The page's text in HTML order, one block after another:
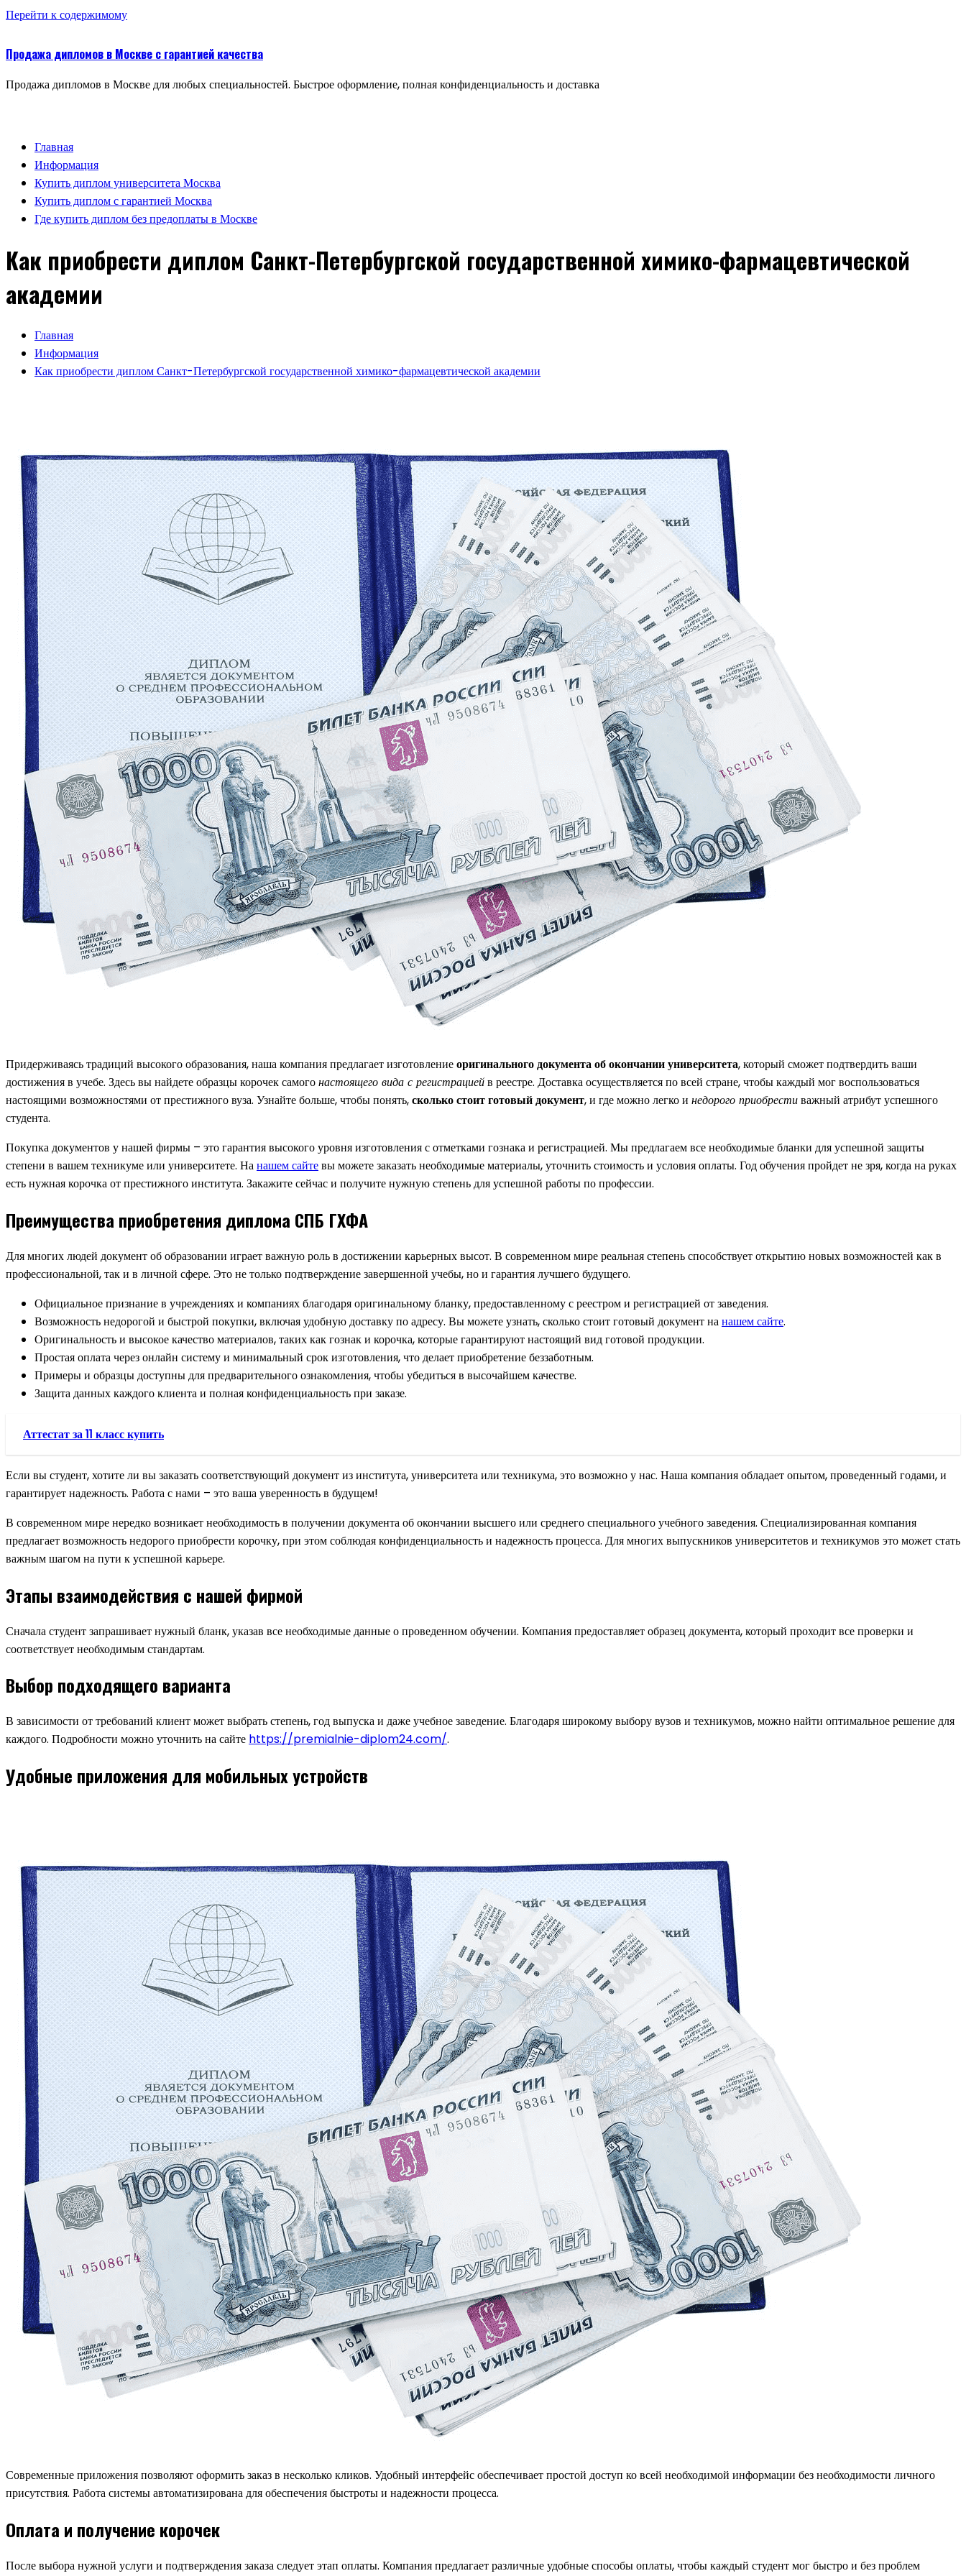
Перейти к содержимому
Продажа дипломов в Москве с гарантией качества
Продажа дипломов в Москве для любых специальностей. Быстрое оформление, полная конфиденциальность и доставка
Главная
Информация
Купить диплом университета Москва
Купить диплом с гарантией Москва
Где купить диплом без предоплаты в Москве
Как приобрести диплом Санкт-Петербургской государственной химико-фармацевтической
академии
Главная
Информация
Как приобрести диплом Санкт-Петербургской государственной химико-фармацевтической академии
Придерживаясь традиций высокого образования, наша компания предлагает изготовлениеоригинального документа об окончании университета, который сможет подтвердить ваши
достижения в учебе. Здесь вы найдете образцы корочек самогонастоящего вида с регистрациейв реестре. Доставка осуществляется по всей стране, чтобы каждый мог воспользоваться
настоящими возможностями от престижного вуза. Узнайте больше, чтобы понять,сколько стоит готовый документ, и где можно легко и недорого приобрестиважный атрибут успешного
студента.
Покупка документов у нашей фирмы – это гарантия высокого уровня изготовления с отметками гознака и регистрацией. Мы предлагаем все необходимые бланки для успешной защиты
степени в вашем техникуме или университете. Нанашем сайтевы можете заказать необходимые материалы, уточнить стоимость и условия оплаты. Год обучения пройдет не зря, когда на руках
есть нужная корочка от престижного института. Закажите сейчас и получите нужную степень для успешной работы по профессии.
Преимущества приобретения диплома СПБ ГХФА
Для многих людей документ об образовании играет важную роль в достижении карьерных высот. В современном мире реальная степень способствует открытию новых возможностей как в
профессиональной, так и в личной сфере. Это не только подтверждение завершенной учебы, но и гарантия лучшего будущего.
Официальное признание в учреждениях и компаниях благодаря оригинальному бланку, предоставленному с реестром и регистрацией от заведения.
Возможность недорогой и быстрой покупки, включая удобную доставку по адресу. Вы можете узнать, сколько стоит готовый документ нанашем сайте.
Оригинальность и высокое качество материалов, таких как гознак и корочка, которые гарантируют настоящий вид готовой продукции.
Простая оплата через онлайн систему и минимальный срок изготовления, что делает приобретение беззаботным.
Примеры и образцы доступны для предварительного ознакомления, чтобы убедиться в высочайшем качестве.
Защита данных каждого клиента и полная конфиденциальность при заказе.
Аттестат за 11 класс купить
Если вы студент, хотите ли вы заказать соответствующий документ из института, университета или техникума, это возможно у нас. Наша компания обладает опытом, проведенный годами, и
гарантирует надежность. Работа с нами – это ваша уверенность в будущем!
В современном мире нередко возникает необходимость в получении документа об окончании высшего или среднего специального учебного заведения. Специализированная компания
предлагает возможность недорого приобрести корочку, при этом соблюдая конфиденциальность и надежность процесса. Для многих выпускников университетов и техникумов это может стать
важным шагом на пути к успешной карьере.
Этапы взаимодействия с нашей фирмой
Сначала студент запрашивает нужный бланк, указав все необходимые данные о проведенном обучении. Компания предоставляет образец документа, который проходит все проверки и
соответствует необходимым стандартам.
Выбор подходящего варианта
В зависимости от требований клиент может выбрать степень, год выпуска и даже учебное заведение. Благодаря широкому выбору вузов и техникумов, можно найти оптимальное решение для
каждого. Подробности можно уточнить на сайте https://premialnie-diplom24.com/.
Удобные приложения для мобильных устройств
Современные приложения позволяют оформить заказ в несколько кликов. Удобный интерфейс обеспечивает простой доступ ко всей необходимой информации без необходимости личного
присутствия. Работа системы автоматизирована для обеспечения быстроты и надежности процесса.
Оплата и получение корочек
После выбора нужной услуги и подтверждения заказа следует этап оплаты. Компания предлагает различные удобные способы оплаты, чтобы каждый студент мог быстро и без проблем